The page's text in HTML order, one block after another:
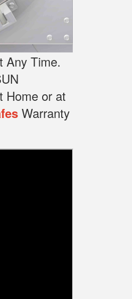
Any Time.
Home or at
Warranty